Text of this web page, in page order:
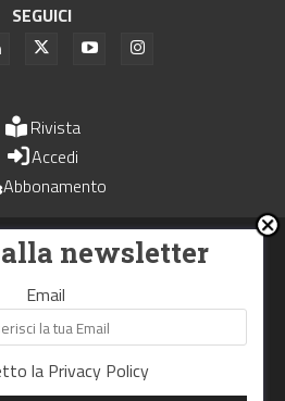
SEGUICI
Rivista
Accedi
Abbonamento
associato all'Unione Stampa
Italiana - USPI
Bologna N.4993 del 15 giugno 1982
made inNowhere
Privacy Policy Cookie Policy
Condizioni di utilizzo
newsletter
Email
la Privacy Policy